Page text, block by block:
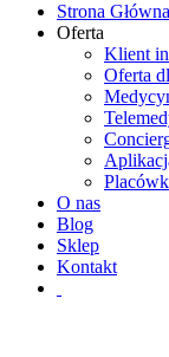
Strona Główna
Oferta
Klient
Oferta
O nas
Blog
Sklep
Kontakt